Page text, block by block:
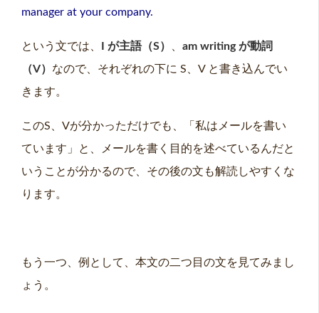
manager at your company.
という文では、 I が主語（S） 、 am writing が動詞
（V） なので、それぞれの下に S、V と書き込んでい
きます。
このS、Vが分かっただけでも、「私はメールを書い
ています」と、メールを書く目的を述べているんだと
いうことが分かるので、その後の文も解読しやすくな
ります。
もう一つ、例として、本文の二つ目の文を見てみまし
ょう。